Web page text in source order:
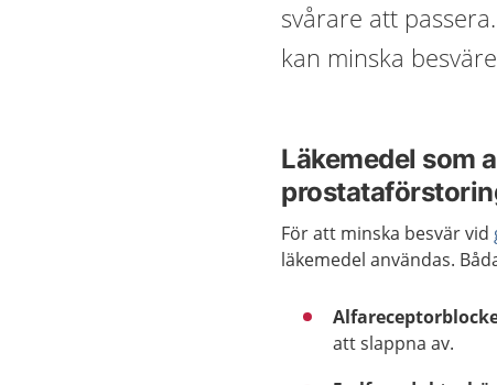
svårare att
kan minska
Läkemedel som
För att minska besvär vid
läkemedel användas.
att slappna av.